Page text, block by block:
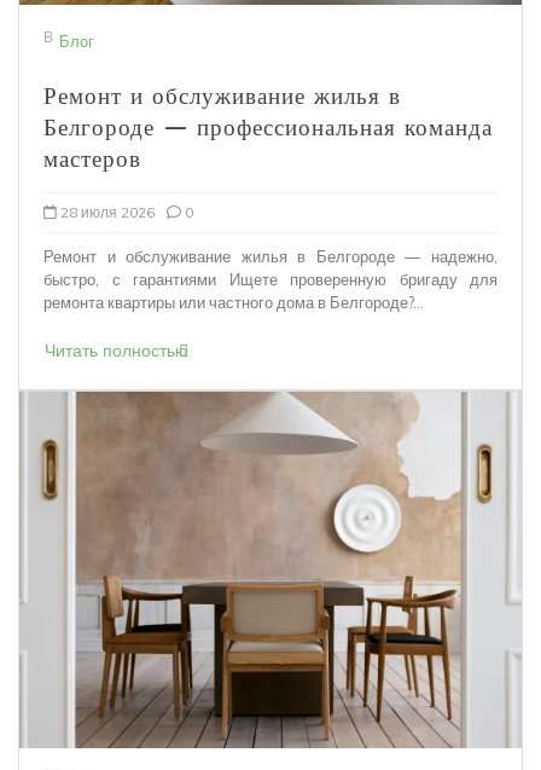
В Блог
Ремонт и обслуживание жилья в
Белгороде — профессиональная команда
мастеров
28 июля 2026 0
Ремонт и обслуживание жилья в Белгороде — надежно,
быстро, с гарантиями Ищете проверенную бригаду для
ремонта квартиры или частного дома в Белгороде?...
Читать полностью